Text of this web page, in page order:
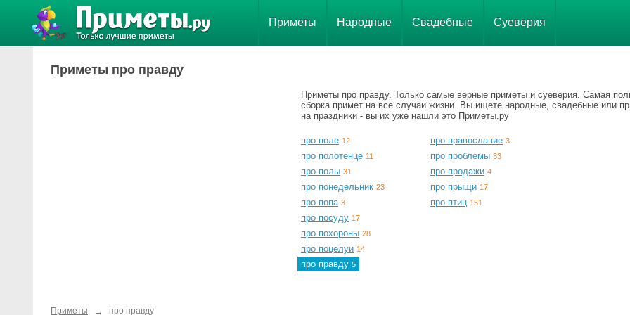
Приметы Народные Свадебные Суеверия
Приметы про правду
Приметы про правду. Только самые верные приметы и суеверия. Самая
сборка примет на все случаи жизни. Вы ищете народные, свадебные или
на праздники - вы их уже нашли это Приметы.ру
про поле 12
про полотенце 11
про полы 31
про понедельник 23
про попа 3
про посуду 17
про похороны 28
про поцелуи 14
про правду 5
про православие 3
про проблемы 33
про продажи 4
про прыщи 17
про птиц 151
Приметы → про правду